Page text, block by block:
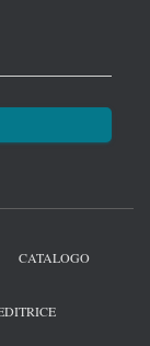
CATALOGO